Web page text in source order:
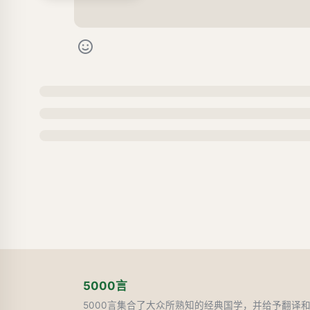
5000言
5000言集合了大众所熟知的经典国学，并给予翻译